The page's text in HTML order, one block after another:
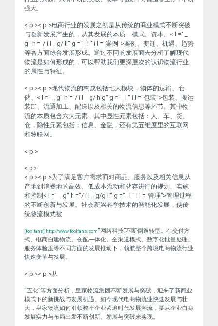
强大。
< p >< p >电商行业的发展之初是从传统的商业模式不断突破
与创新发展产生的，从其发展的本质、模式、资本、< l =" _
g" h ="/ i l _ g/ li" g ="_ l " i l ="案例">案例 、变迁、机遇、趋势
等各方面综合发展形成。通过不同的发展面去分析了解现代
物流是如何形成的，可以帮助我们更深层次的认识物流行业
的属性与特征。
< p >< p >现代物流的构成包括七大模块，物体的运输、仓
储、< l =" _ g" h ="/ i l _ g/ h g" g ="_ l " i l ="包装">包装、搬运
装卸、流通加工、配送以及相关的物流信息等环节。其中物
流的本质包含六大元素，其中显性元素包括：人、车、货、
仓，隐性元素包括：信息、金融，还有第五维度里的互联网
和物联网。
< p >
< p >
< p >< p >为了满足客户需求而对商品、服务以及相关信息从
产地到消费地的高效、低成本流动和储存进行的规划、实施
和控制< l =" _ g" h ="/ i l _ g/g li" g ="_ l " i l ="管理">管理过程
的不断创新与发展。社会新兴科学技术的智能化发展，使传
统物流模式被
[foolfans] http://www.foolfans.com“网络科技”不断倒逼转型。在交付方
式、电商自建物流、仓配一体化、全渠道模式、数字化批量处理、
服务体验度等不同方面的发展推动下，领航整个跨境电商物流行业
快速变革与发展。
< p >< p >从
“五化”等方面分析，皇家物流集团不断发展与突破，迎来了新商业
模式下的新挑战与发展机遇。如今现代电商物流业快速发展与壮
大，皇家物流如何引领整个企业紧追时代发展潮流，要从企业自身
发展实力与布局出发不断创新、发展与突破来实现。